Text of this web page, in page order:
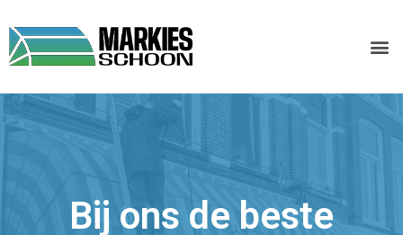
Bij ons de beste